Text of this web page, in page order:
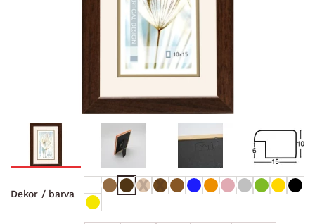
Dekor / barva